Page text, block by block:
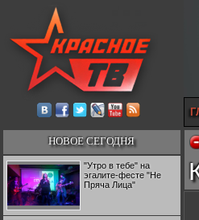
НОВОЕ СЕГОДНЯ
"Утро в тебе" на
эгалите-фесте "Не
Пряча Лица"